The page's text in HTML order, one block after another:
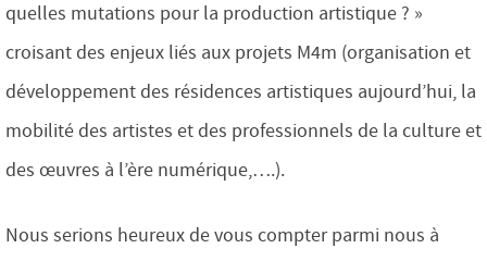
quelles mutations pour la production artistique ? »
croisant des enjeux liés aux projets M4m (organisation et
développement des résidences artistiques aujourd’hui, la
mobilité des artistes et des professionnels de la culture et
des œuvres à l’ère numérique,….).
Nous serions heureux de vous compter parmi nous à